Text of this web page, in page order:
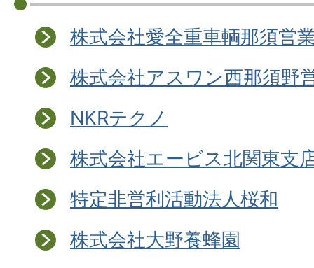
株式会社愛全重車輌那須営
株式会社アスワン西那須野
NKRテクノ
株式会社エービス北関東支
特定非営利活動法人桜和
株式会社大野養蜂園